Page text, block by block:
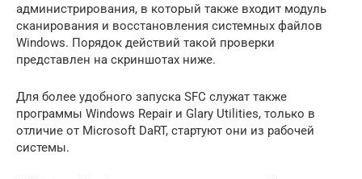
администрирования, в который также входит модуль
сканирования и восстановления системных файлов
Windows. Порядок действий такой проверки
представлен на скриншотах ниже.
Для более удобного запуска SFC служат также
программы Windows Repair и Glary Utilities, только в
отличие от Microsoft DaRT, стартуют они из рабочей
системы.